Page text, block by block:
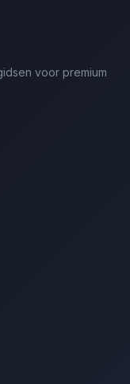
voor premium